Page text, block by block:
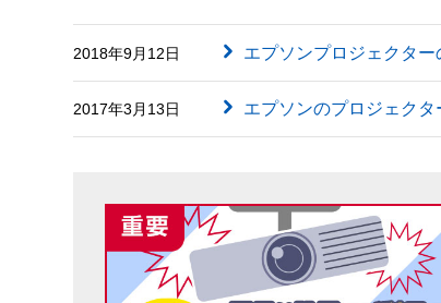
2018年9月12日 エプソンプロジェクタ
2017年3月13日 エプソンのプロジェク